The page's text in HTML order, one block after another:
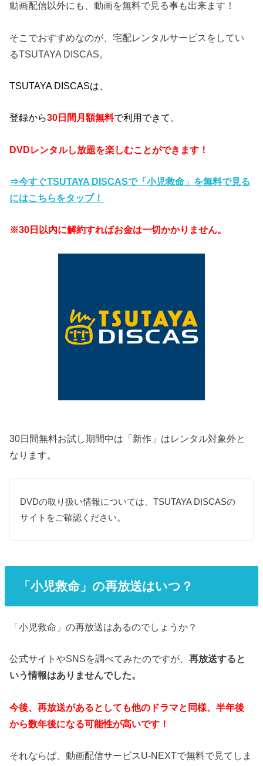
動画配信以外にも、動画を無料で見る事も出来ます！
そこでおすすめなのが、宅配レンタルサービスをしてい
るTSUTAYA DISCAS。
TSUTAYA DISCASは、
登録から30日間月額無料で利用できて、
DVDレンタルし放題を楽しむことができます！
⇒今すぐTSUTAYA DISCASで「小児救命」を無料で見る
にはこちらをタップ！
※30日以内に解約すればお金は一切かかりません。
30日間無料お試し期間中は「新作」はレンタル対象外と
なります。
DVDの取り扱い情報については、TSUTAYA DISCASの
サイトをご確認ください。
「小児救命」の再放送はいつ？
「小児救命」の再放送はあるのでしょうか？
公式サイトやSNSを調べてみたのですが、再放送すると
いう情報はありませんでした。
今後、再放送があるとしても他のドラマと同様、半年後
から数年後になる可能性が高いです！
それならば、動画配信サービスU-NEXTで無料で見てしま